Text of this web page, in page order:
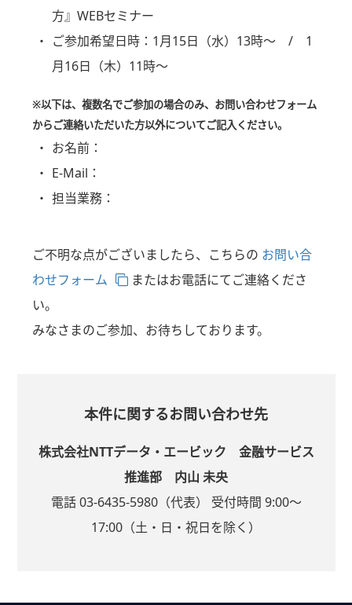
方』WEBセミナー
ご参加希望日時： 1月15日（水）13時～ / 1
月16日（木）11時～
※以下は、複数名でご参加の場合のみ、お問い合わせフォーム
からご連絡いただいた方以外についてご記入ください。
お名前：
E-Mail：
担当業務：
ご不明な点がございましたら、こちらの お問い合
わせフォーム
またはお電話にてご連絡くださ
い。
みなさまのご参加、お待ちしております。
本件に関するお問い合わせ先
株式会社NTTデータ・エービック 金融サービス
推進部 内山 未央
電話 03-6435-5980（代表） 受付時間 9:00～
17:00（土・日・祝日を除く）